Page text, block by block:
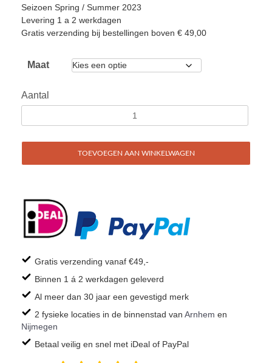
Seizoen Spring / Summer 2023
Levering 1 a 2 werkdagen
Gratis verzending bij bestellingen boven € 49,00
Maat
Aantal
TOEVOEGEN AAN WINKELWAGEN
Gratis verzending vanaf €49,-
Binnen 1 á 2 werkdagen geleverd
Al meer dan 30 jaar een gevestigd merk
2 fysieke locaties in de binnenstad van Arnhem en
Nijmegen
Betaal veilig en snel met iDeal of PayPal